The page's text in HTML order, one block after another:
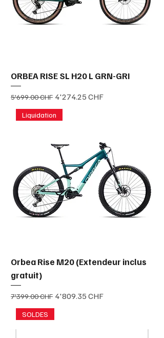
ORBEA RISE SL H20 L GRN-GRI
Prix original
5'699.00 CHF Prix promotionnel
4'274.25 CHF
Liquidation
Orbea Rise M20 (Extendeur inclus
gratuit)
Prix original
7'399.00 CHF Prix promotionnel
4'809.35 CHF
SOLDES